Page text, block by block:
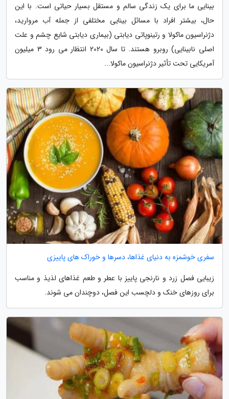
بینایی ما برای یک زندگی سالم و مستقل بسیار حیاتی است. با این
حال، بیشتر افراد با مسائل بینایی مختلفی از جمله آب مروارید،
دژنراسیون ماکولا و رتینوپاتی دیابتی (بیماری دیابتی شایع چشم و علت
اصلی نابینایی) روبرو هستند. تا سال 2020 انتظار می رود 3 میلیون
آمریکایی تحت تأثیر دژنراسیون ماکولا...
سفری خوشمزه به دنیای غذاها، دسرها و خوراک های پاییزی
زیبایی فصل زرد و نارنجی پاییز با عطر و طعم غذاهای لذیذ و مناسب
برای روزهای خنک و دلچسب این فصل، دوچندان می شوند.